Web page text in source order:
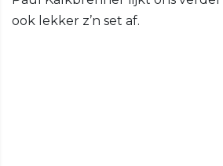
ook lekker z’n set af.